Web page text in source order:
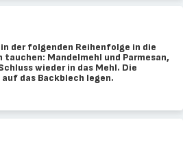
der folgenden Reihenfolge in die
tauchen: Mandelmehl und Parmesan,
wieder in das Mehl. Die
das Backblech legen.